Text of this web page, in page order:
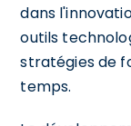
dans
outils
stratégies de
temps.